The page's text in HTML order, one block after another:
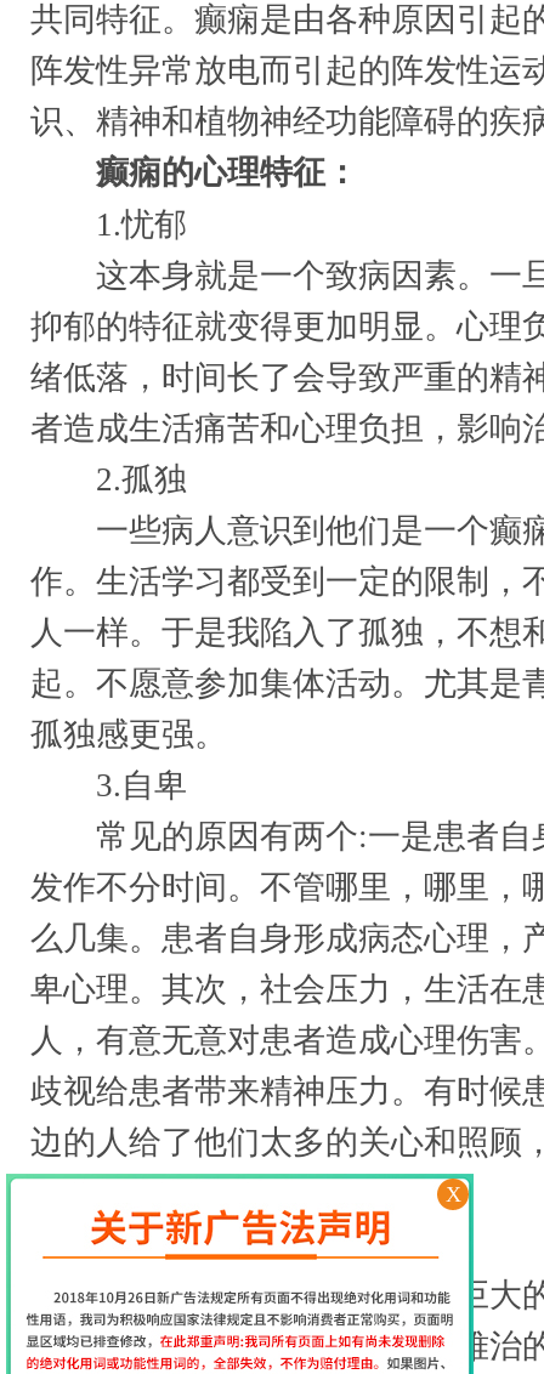
共同特征。癫痫是由各种原因引起
阵发性异常放电而引起的阵发性运
识、精神和植物神经功能障碍的疾
癫痫的心理特征：
1.忧郁
这本身就是一个致病因素。一
抑郁的特征就变得更加明显。心理
绪低落，时间长了会导致严重的精
者造成生活痛苦和心理负担，影响
2.孤独
一些病人意识到他们是一个癫
作。生活学习都受到一定的限制，
人一样。于是我陷入了孤独，不想
起。不愿意参加集体活动。尤其是
孤独感更强。
3.自卑
常见的原因有两个:一是患者自
发作不分时间。不管哪里，哪里，
么几集。患者自身形成病态心理，
卑心理。其次，社会压力，生活在
人，有意无意对患者造成心理伤害
歧视给患者带来精神压力。有时候
边的人给了他们太多的关心和照顾
4.悲观
因为上述特征存在。遭受巨大
悲观的原因之一。癫痫是一种难治
X